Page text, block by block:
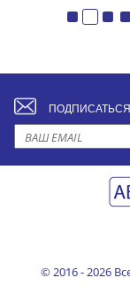
© 2016 - 2026